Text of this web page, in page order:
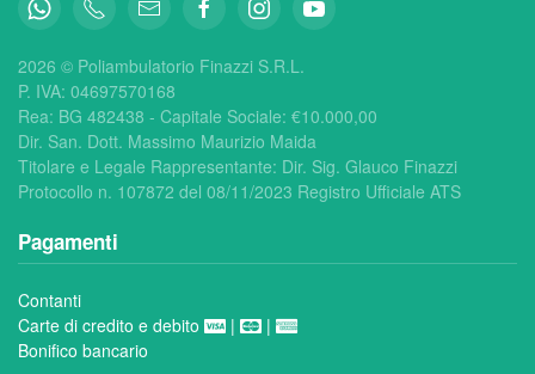
2026 © Poliambulatorio Finazzi S.R.L.
P. IVA: 04697570168
Rea: BG 482438 - Capitale Sociale: €10.000,00
Dir. San. Dott. Massimo Maurizio Maida
Titolare e Legale Rappresentante: Dir. Sig. Glauco Finazzi
Protocollo n. 107872 del 08/11/2023 Registro Ufficiale ATS
Pagamenti
Contanti
Carte di credito e debito
|
|
Bonifico bancario